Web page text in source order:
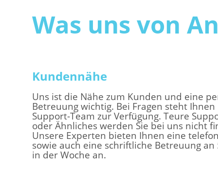
Was uns von
Kundennähe
Uns ist die Nähe zum Kunden und eine
Betreuung wichtig. Bei Fragen steht
Support-Team zur Verfügung. Teure
oder Ähnliches werden Sie bei uns nicht
Unsere Experten bieten Ihnen eine
sowie auch eine schriftliche Betreuung an
in der Woche an.